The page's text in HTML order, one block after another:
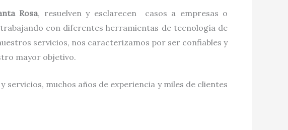
Rosa, resuelven y esclarecen casos a empresas o
con diferentes herramientas de tecnología de
servicios, nos caracterizamos por ser confiables y
mayor objetivo.
muchos años de experiencia y miles de clientes